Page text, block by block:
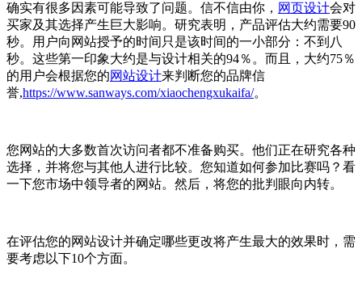
确实有很多因素可能导致了问题。信不信由你， 网页设计会对
买家及其选择产生巨大影响。研究表明，产品评估大约需要90
秒。用户向网站授予的时间只是该时间的一小部分：不到八
秒。这些第一印象大约是与设计相关的94％。而且，大约75％
的用户会根据您的网站设计来判断您的品牌信
誉,https://www.sanways.com/xiaochengxukaifa/。
您网站的大多数首次访问者都不准备购买。他们正在研究各种
选择，并将您与其他人进行比较。您知道如何参加比赛吗？看
一下您市场中领导者的网站。然后，将您的批判眼向内转。
在评估您的网站设计并确定哪些更改将产生最大的效果时，需
要考虑以下10个方面。